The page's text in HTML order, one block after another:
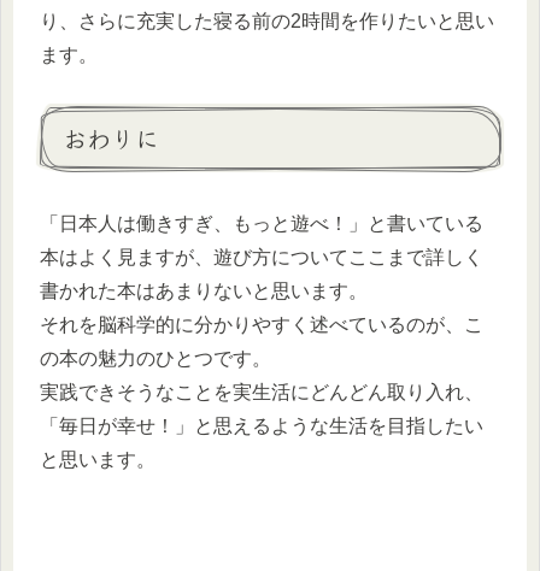
り、さらに充実した寝る前の2時間を作りたいと思い
ます。
おわりに
「日本人は働きすぎ、もっと遊べ！」と書いている
本はよく見ますが、遊び方についてここまで詳しく
書かれた本はあまりないと思います。
それを脳科学的に分かりやすく述べているのが、こ
の本の魅力のひとつです。
実践できそうなことを実生活にどんどん取り入れ、
「毎日が幸せ！」と思えるような生活を目指したい
と思います。